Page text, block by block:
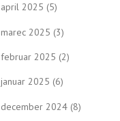
april 2025 (5)
marec 2025 (3)
februar 2025 (2)
januar 2025 (6)
december 2024 (8)